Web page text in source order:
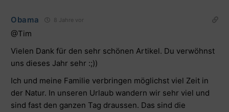
Obama 8 Jahre vor
@Tim
Vielen Dank für den sehr schönen Artikel. Du verwöhnst
uns dieses Jahr sehr :;))
Ich und meine Familie verbringen möglichst viel Zeit in
der Natur. In unseren Urlaub wandern wir sehr viel und
sind fast den ganzen Tag draussen. Das sind die